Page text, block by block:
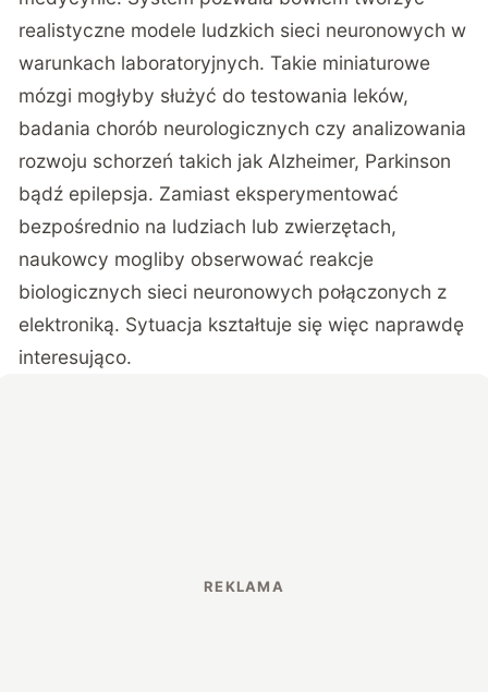
realistyczne modele ludzkich sieci neuronowych w
warunkach laboratoryjnych. Takie miniaturowe
mózgi mogłyby służyć do testowania leków,
badania chorób neurologicznych czy analizowania
rozwoju schorzeń takich jak Alzheimer, Parkinson
bądź epilepsja. Zamiast eksperymentować
bezpośrednio na ludziach lub zwierzętach,
naukowcy mogliby obserwować reakcje
biologicznych sieci neuronowych połączonych z
elektroniką. Sytuacja kształtuje się więc naprawdę
interesująco.